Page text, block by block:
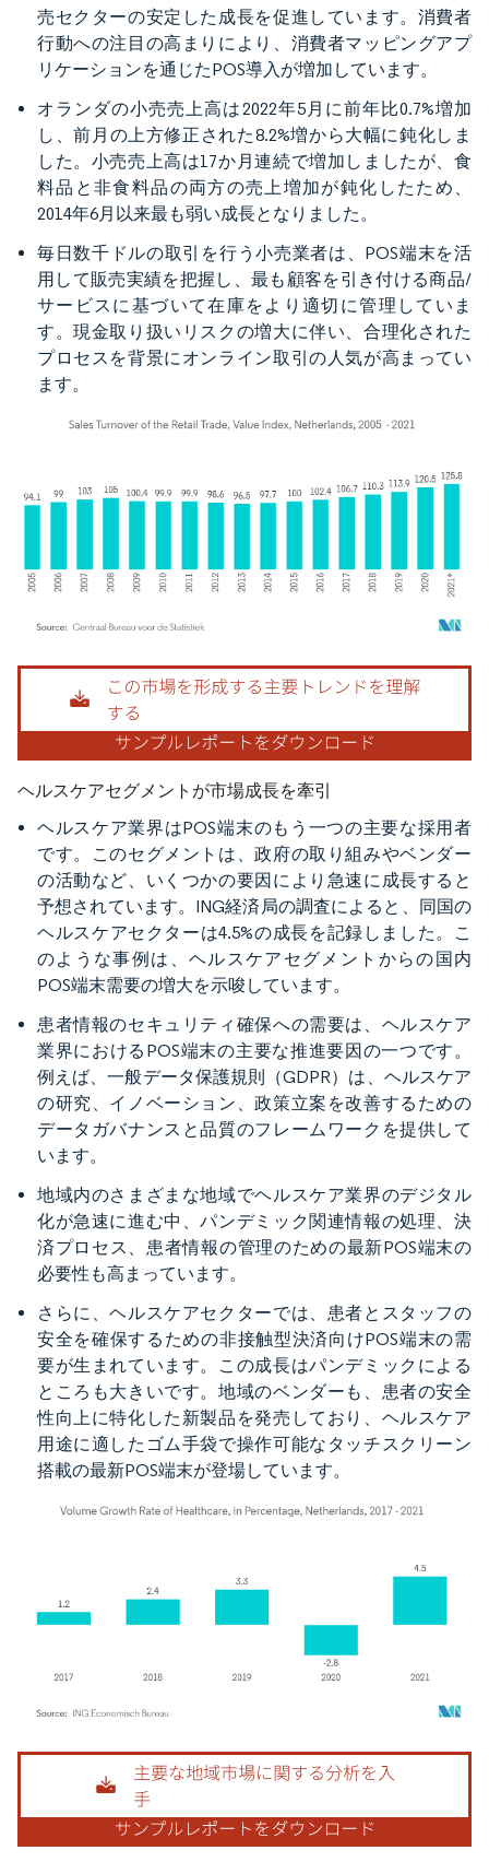
売セクターの安定した成長を促進しています。消費者
行動への注目の高まりにより、消費者マッピングアプ
リケーションを通じたPOS導入が増加しています。
オランダの小売売上高は2022年5月に前年比0.7%増加
し、前月の上方修正された8.2%増から大幅に鈍化しま
した。小売売上高は17か月連続で増加しましたが、食
料品と非食料品の両方の売上増加が鈍化したため、
2014年6月以来最も弱い成長となりました。
毎日数千ドルの取引を行う小売業者は、POS端末を活
用して販売実績を把握し、最も顧客を引き付ける商品/
サービスに基づいて在庫をより適切に管理していま
す。現金取り扱いリスクの増大に伴い、合理化された
プロセスを背景にオンライン取引の人気が高まってい
ます。
画像 © Mordor Intelligence。再利用にはCC BY 4.0の表示が必要です。
ヘルスケアセグメントが市場成長を牽引
ヘルスケア業界はPOS端末のもう一つの主要な採用者
です。このセグメントは、政府の取り組みやベンダー
の活動など、いくつかの要因により急速に成長すると
予想されています。ING経済局の調査によると、同国の
ヘルスケアセクターは4.5%の成長を記録しました。こ
のような事例は、ヘルスケアセグメントからの国内
POS端末需要の増大を示唆しています。
患者情報のセキュリティ確保への需要は、ヘルスケア
業界におけるPOS端末の主要な推進要因の一つです。
例えば、一般データ保護規則（GDPR）は、ヘルスケア
の研究、イノベーション、政策立案を改善するための
データガバナンスと品質のフレームワークを提供して
います。
地域内のさまざまな地域でヘルスケア業界のデジタル
化が急速に進む中、パンデミック関連情報の処理、決
済プロセス、患者情報の管理のための最新POS端末の
必要性も高まっています。
さらに、ヘルスケアセクターでは、患者とスタッフの
安全を確保するための非接触型決済向けPOS端末の需
要が生まれています。この成長はパンデミックによる
ところも大きいです。地域のベンダーも、患者の安全
性向上に特化した新製品を発売しており、ヘルスケア
用途に適したゴム手袋で操作可能なタッチスクリーン
搭載の最新POS端末が登場しています。
画像 © Mordor Intelligence。再利用にはCC BY 4.0の表示が必要です。